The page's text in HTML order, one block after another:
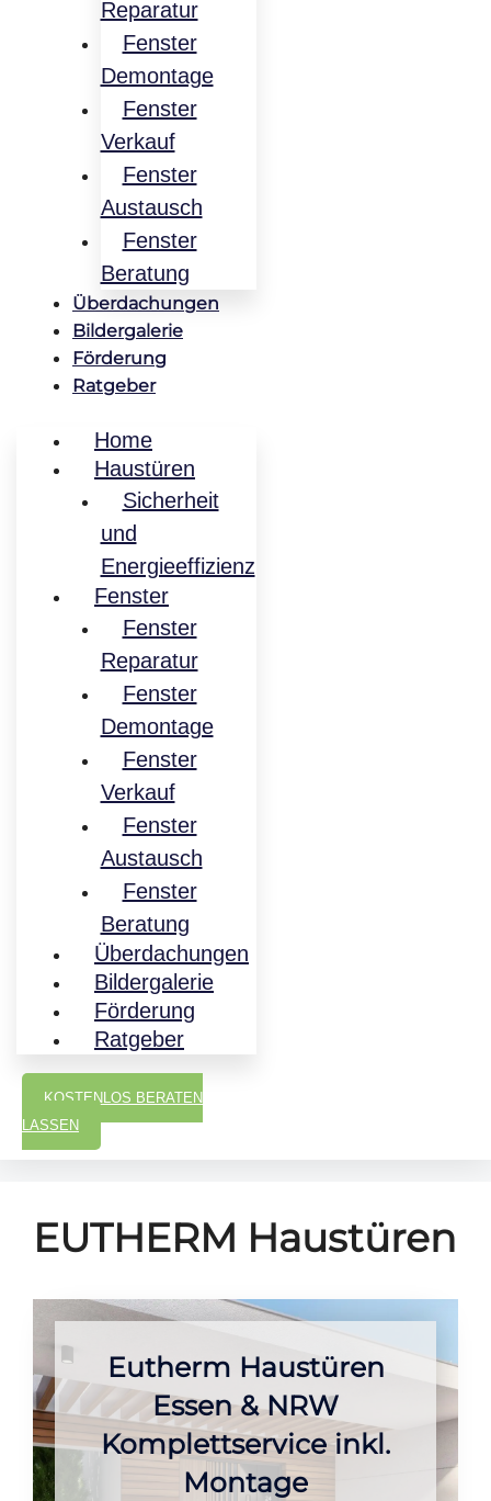
Reparatur
Fenster
Demontage
Fenster
Verkauf
Fenster
Austausch
Fenster
Beratung
Überdachungen
Bildergalerie
Förderung
Ratgeber
Home
Haustüren
Sicherheit
und
Energieeffizienz
Fenster
Fenster
Reparatur
Fenster
Demontage
Fenster
Verkauf
Fenster
Austausch
Fenster
Beratung
Überdachungen
Bildergalerie
Förderung
Ratgeber
KOSTENLOS BERATEN
LASSEN
EUTHERM Haustüren
Eutherm Haustüren
Essen & NRW
Komplettservice inkl.
Montage